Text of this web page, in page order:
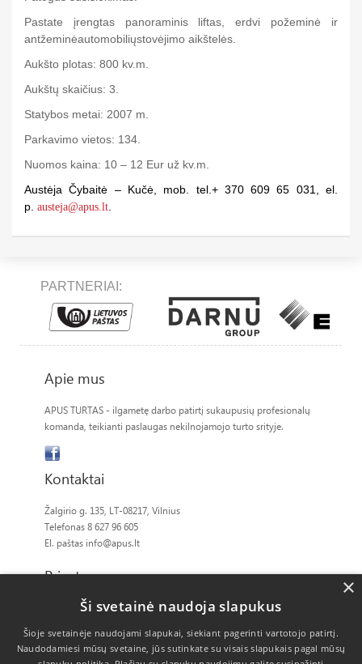
Pastate įrengtas panoraminis liftas, erdvi požeminė ir
antžeminėautomobiliųstovėjimo aikštelės.
Aukšto plotas: 800 kv.m.
Aukštų skaičius: 3.
Statybos metai: 2007 m.
Parkavimo vietos: 134.
Nuomos kaina: 10 – 12 Eur už kv.m.
Austėja Čybaitė – Kučė, mob. tel.+ 370 609 65 031, el.
p. austeja@apus.lt
PARTNERIAI:
Apie mus
APUS TURTAS - ilgametę darbo patirtį sukaupusių profesionalų
komanda, teikianti paslaugas nekilnojamojo turto srityje.
Kontaktai
Žalgirio g. 135, LT-08217, Vilnius
Telefonas 8 627 96 605
El. paštas info@apus.lt
Privatumas
Slapukų politikaŠi svetainė naudoja slapukus
Šioje svetainėje naudojami slapukai, siekiant pagerinti vartotojo patirtį.
Naudodamiesi mūsų svetaine, jūs sutinkate su visais slapukais pagal mūsų
×